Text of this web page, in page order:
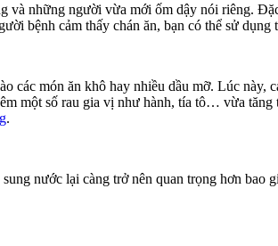
và những người vừa mới ốm dậy nói riêng.
bệnh cảm thấy chán ăn, bạn có thể sử
các món ăn khô hay nhiều dầu mỡ. Lúc
một số rau gia vị như hành, tía tô… vừa
.
nước lại càng trở nên quan trọng hơn bao